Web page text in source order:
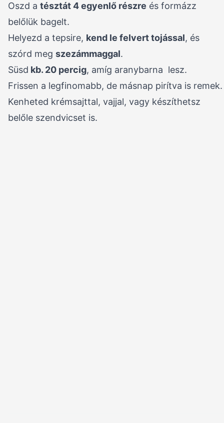
Oszd a tésztát 4 egyenlő részre és formázz
belőlük bagelt.
Helyezd a tepsire, kend le felvert tojással, és
szórd meg szezámmaggal.
Süsd kb. 20 percig, amíg aranybarna lesz.
Frissen a legfinomabb, de másnap pirítva is remek.
Kenheted krémsajttal, vajjal, vagy készíthetsz
belőle szendvicset is.